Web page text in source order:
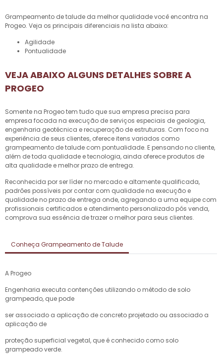
Grampeamento de talude da melhor qualidade você encontra na
Progeo. Veja os principais diferenciais na lista abaixo:
agilidade
pontualidade
VEJA ABAIXO ALGUNS DETALHES SOBRE A
PROGEO
Somente na Progeo tem tudo que sua empresa precisa para
empresa focada na execução de serviços especiais de geologia,
engenharia geotécnica e recuperação de estruturas. Com foco na
experiência de seus clientes, oferece itens variados como
grampeamento de talude com pontualidade. E pensando no cliente,
além de toda qualidade e tecnologia, ainda oferece produtos de
alta qualidade e melhor prazo de entrega.
Reconhecida por ser líder no mercado e altamente qualificada,
padrões possíveis por contar com qualidade na execução e
qualidade no prazo de entrega onde, agregando a uma equipe com
profissionais certificados e atendimento personalizado pós venda,
comprova sua essência de trazer o melhor para seus clientes.
Conheça Grampeamento de Talude
A Progeo
Engenharia executa contenções utilizando o método de solo
grampeado, que pode
ser associado a aplicação de concreto projetado ou associado a
aplicação de
proteção superficial vegetal, que é conhecido como solo
grampeado verde.